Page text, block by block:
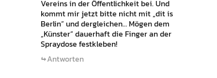
Vereins in der Öffentlichkeit bei. Und
kommt mir jetzt bitte nicht mit „dit is
Berlin“ und dergleichen… Mögen dem
„Künster“ dauerhaft die Finger an der
Spraydose festkleben!
Antworten